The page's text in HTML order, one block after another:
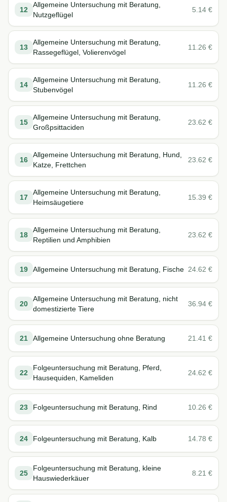
12
Allgemeine Untersuchung mit Beratung,
Nutzgeflügel
5.14 €
13
Allgemeine Untersuchung mit Beratung,
Rassegeflügel, Volierenvögel
11.26 €
14
Allgemeine Untersuchung mit Beratung,
Stubenvögel
11.26 €
15
Allgemeine Untersuchung mit Beratung,
Großpsittaciden
23.62 €
16
Allgemeine Untersuchung mit Beratung, Hund,
Katze, Frettchen
23.62 €
17
Allgemeine Untersuchung mit Beratung,
Heimsäugetiere
15.39 €
18
Allgemeine Untersuchung mit Beratung,
Reptilien und Amphibien
23.62 €
19 Allgemeine Untersuchung mit Beratung, Fische 24.62 €
20
Allgemeine Untersuchung mit Beratung, nicht
domestizierte Tiere
36.94 €
21 Allgemeine Untersuchung ohne Beratung 21.41 €
22
Folgeuntersuchung mit Beratung, Pferd,
Hausequiden, Kameliden
24.62 €
23 Folgeuntersuchung mit Beratung, Rind 10.26 €
24 Folgeuntersuchung mit Beratung, Kalb 14.78 €
25
Folgeuntersuchung mit Beratung, kleine
Hauswiederkäuer
8.21 €